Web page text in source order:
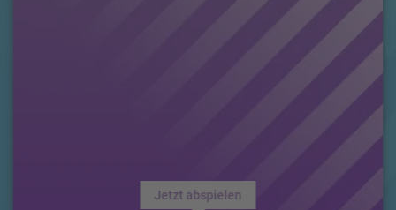
Jetzt abspielen